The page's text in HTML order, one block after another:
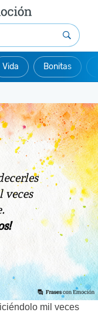
Vida Bonitas
mil veces